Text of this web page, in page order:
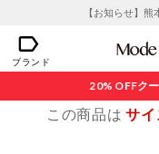
【お知らせ】
ブランド
20% OFFク
この商品はサ